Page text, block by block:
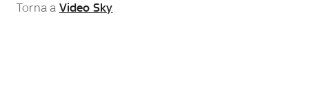
Torna a Video Sky